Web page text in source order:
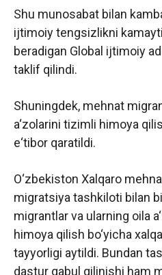
Shu munosabat bilan
ijtimoiy tengsizlikni
beradigan Global ijtimoiy
taklif qilindi.
Shuningdek, mehnat
a‘zolarini tizimli himoya
e‘tibor qaratildi.
O‘zbekiston Xalqaro
migratsiya tashkiloti bilan
migrantlar va ularning oila
himoya qilish bo‘yicha
tayyorligi aytildi. Bundan
dastur qabul qilinishi ham